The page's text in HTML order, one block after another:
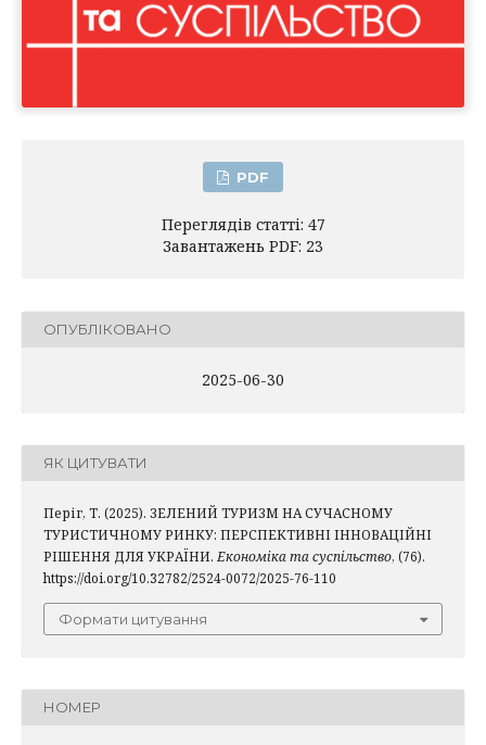
PDF
Переглядів статті: 47
Завантажень PDF: 23
ОПУБЛІКОВАНО
2025-06-30
ЯК ЦИТУВАТИ
Періг, Т. (2025). ЗЕЛЕНИЙ ТУРИЗМ НА СУЧАСНОМУ
ТУРИСТИЧНОМУ РИНКУ: ПЕРСПЕКТИВНІ ІННОВАЦІЙНІ
РІШЕННЯ ДЛЯ УКРАЇНИ. Економіка та суспільство, (76).
https://doi.org/10.32782/2524-0072/2025-76-110
Формати цитування
НОМЕР